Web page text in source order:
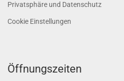
Privatsphäre und Datenschutz
Cookie Einstellungen
Öffnungszeiten